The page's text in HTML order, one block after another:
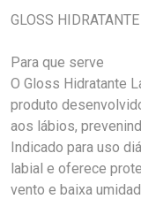
GLOSS
Para que serve
O Gloss Hidratante
produto
aos lábios,
Indicado para uso
labial e oferece
vento e baixa